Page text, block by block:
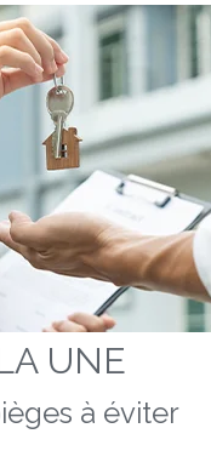
UNE
à éviter